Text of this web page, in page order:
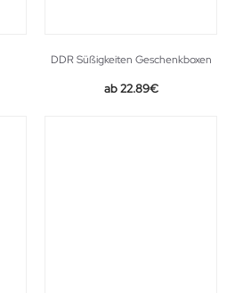
DDR Süßigkeiten Geschenkboxen
Original
22.89€Current